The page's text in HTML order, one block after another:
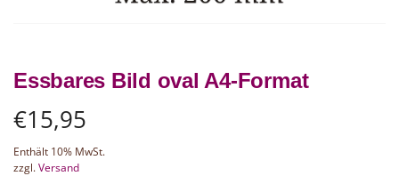
Essbares Bild oval A4-Format
€15,95
Enthält 10% MwSt.
zzgl.Versand